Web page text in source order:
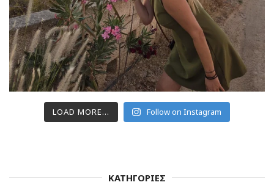
LOAD MORE... Follow on Instagram
ΚΑΤΗΓΟΡΙΕΣ